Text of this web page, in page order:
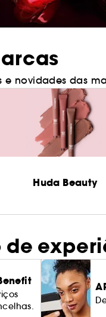
e novidades das
Huda Beauty
de